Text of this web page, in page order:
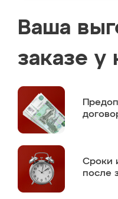
Ваша
заказе у
Сроки
после